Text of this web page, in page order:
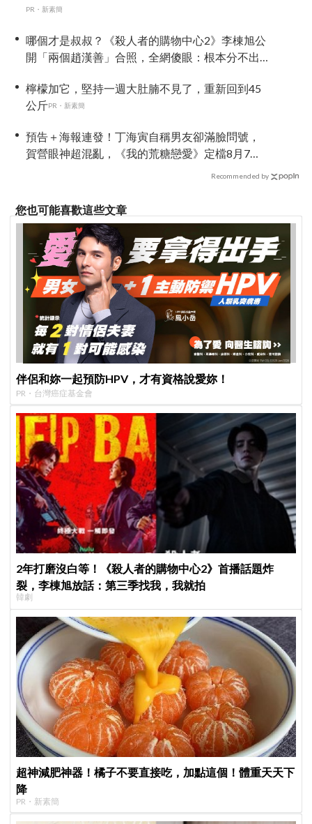
PR・新素簡
哪個才是叔叔？《殺人者的購物中心2》李棟旭公
開「兩個趙漢善」合照，全網傻眼：根本分不出
檸檬加它，堅持一週大肚腩不見了，重新回到45
公斤PR・新素簡
預告＋海報連發！丁海寅自稱男友卻滿臉問號，
賀營眼神超混亂，《我的荒糖戀愛》定檔8月7
Recommended by
您也可能喜歡這些文章
伴侶和妳一起預防HPV，才有資格說愛妳！
PR・台灣癌症基金會
2年打磨沒白等！《殺人者的購物中心2》首播話題炸
裂，李棟旭放話：第三季找我，我就拍
韓劇
超神減肥神器！橘子不要直接吃，加點這個！體重天天下
降
PR・新素簡